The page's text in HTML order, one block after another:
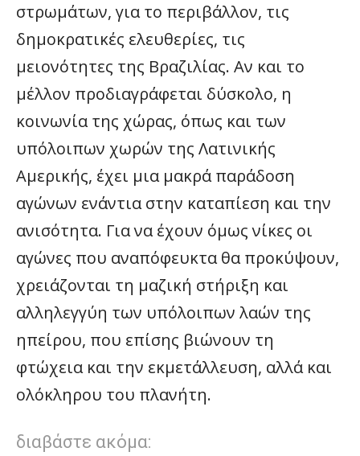
στρωμάτων, για το περιβάλλον, τις
δημοκρατικές ελευθερίες, τις
μειονότητες της Βραζιλίας. Αν και το
μέλλον προδιαγράφεται δύσκολο, η
κοινωνία της χώρας, όπως και των
υπόλοιπων χωρών της Λατινικής
Αμερικής, έχει μια μακρά παράδοση
αγώνων ενάντια στην καταπίεση και την
ανισότητα. Για να έχουν όμως νίκες οι
αγώνες που αναπόφευκτα θα προκύψουν,
χρειάζονται τη μαζική στήριξη και
αλληλεγγύη των υπόλοιπων λαών της
ηπείρου, που επίσης βιώνουν τη
φτώχεια και την εκμετάλλευση, αλλά και
ολόκληρου του πλανήτη.
διαβάστε ακόμα: